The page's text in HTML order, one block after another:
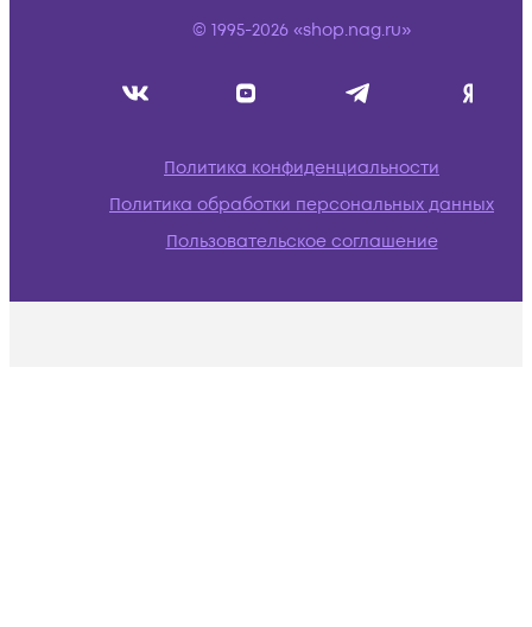
© 1995-2026 «shop.nag.ru»
Политика конфиденциальности
Политика обработки персональных данных
Пользовательское соглашение